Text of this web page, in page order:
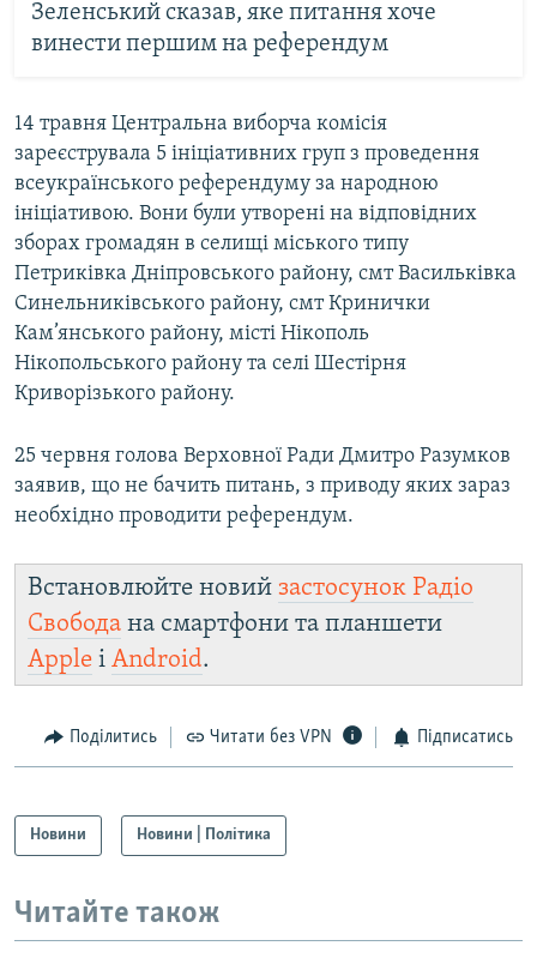
Зеленський сказав, яке питання хоче
винести першим на референдум
14 травня Центральна виборча комісія
зареєструвала 5 ініціативних груп з проведення
всеукраїнського референдуму за народною
ініціативою. Вони були утворені на відповідних
зборах громадян в селищі міського типу
Петриківка Дніпровського району, смт Васильківка
Синельниківського району, смт Кринички
Кам’янського району, місті Нікополь
Нікопольського району та селі Шестірня
Криворізького району.
25 червня голова Верховної Ради Дмитро Разумков
заявив, що не бачить питань, з приводу яких зараз
необхідно проводити референдум.
Встановлюйте новий застосунок Радіо
Свобода на смартфони та планшети
Apple і Android.
Поділитись Читати без VPN Підписатись
Новини Новини | Політика
Читайте також